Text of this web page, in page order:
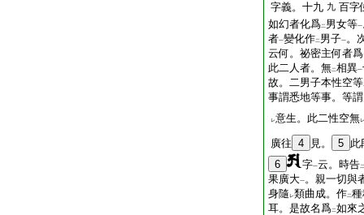
字義。十九 九 百字
如幻者化爲二 男女等一
者一變化作二 男子一。
云何。祕密主何者爲
此二人者。無二相異一
故。二男子本性空等
事謂悉地等事。等
レ意生。此二性空無レ
廣往 4 見。 5 此
6
字一云。時告二
果廣大一。親一切與
身隨 レ類曲成。作二
耳。是故名爲二如來